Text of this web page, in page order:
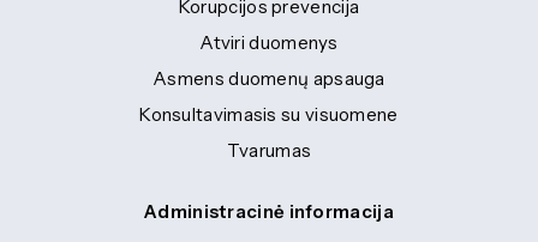
Korupcijos prevencija
Atviri duomenys
Asmens duomenų apsauga
Konsultavimasis su visuomene
Tvarumas
Administracinė informacija